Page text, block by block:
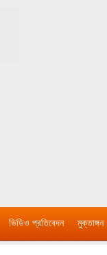
ভিডিও প্রতিবেদন মুক্তাঙ্গন